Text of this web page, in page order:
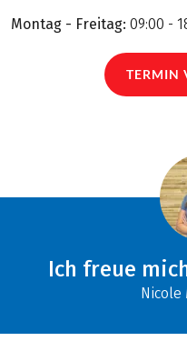
Montag - Freitag: 09:00 -
TERMIN
Ich freue
Nicole